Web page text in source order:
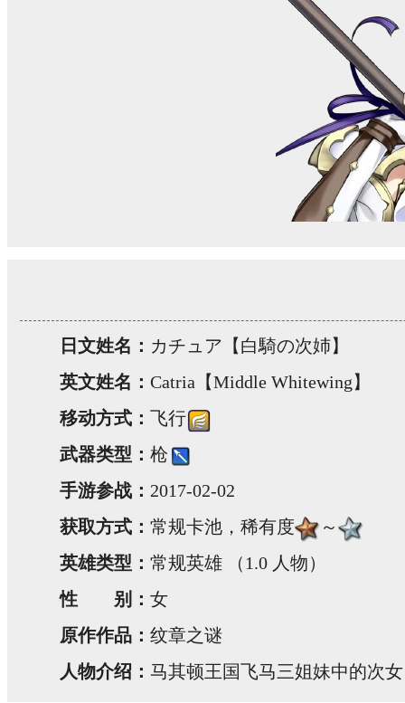
日文姓名： カチュア【白騎の次姉】
英文姓名： Catria【Middle Whitewing】
移动方式： 飞行
武器类型： 枪
手游参战： 2017-02-02
获取方式： 常规卡池，稀有度
～
英雄类型： 常规英雄 （1.0 人物）
性 别： 女
原作作品： 纹章之谜
人物介绍： 马其顿王国飞马三姐妹中的次